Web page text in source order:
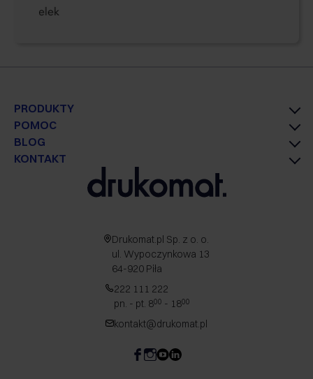
do butelek
PRODUKTY
POMOC
BLOG
KONTAKT
Drukomat.pl Sp. z o. o.
ul. Wypoczynkowa 13
64-920 Piła
222 111 222
pn. - pt. 800 - 1800
kontakt@drukomat.pl